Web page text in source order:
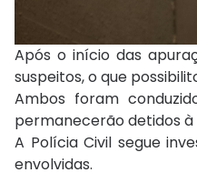
Após o início das
suspeitos, o que
Ambos foram
permanecerão detidos à
A Polícia Civil segue
envolvidas.